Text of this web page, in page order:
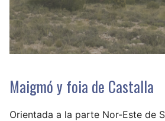
Maigmó y foia de Castalla
Orientada a la parte Nor-Este de